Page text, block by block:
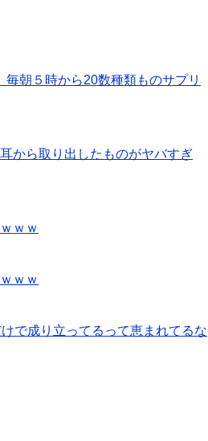
朝５時から20数種類ものサプリ
から取り出したものがヤバすぎ
ｗｗ
ｗｗ
で成り立ってるって恵まれてるな